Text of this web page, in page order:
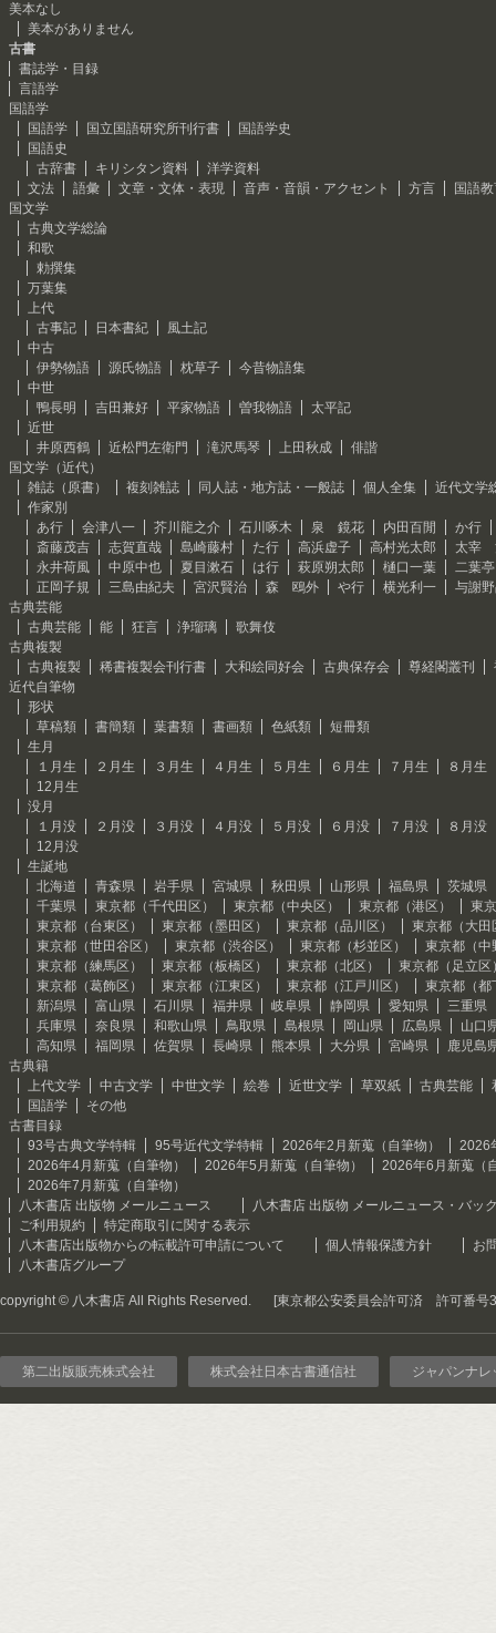
美本なし
美本がありません
古書
書誌学・目録
言語学
国語学
国語学
国立国語研究所刊行書
国語学史
国語史
古辞書
キリシタン資料
洋学資料
文法
語彙 文章・文体・表現 音声・音韻・アクセント 方言
国語
国文学
古典文学総論
和歌
勅撰集
万葉集
上代
古事記
日本書紀
風土記
中古
伊勢物語
源氏物語 枕草子
今昔物語集
中世
鴨長明
吉田兼好 平家物語 曽我物語
太平記
近世
井原西鶴
近松門左衛門 滝沢馬琴 上田秋成
俳諧
国文学（近代）
雑誌（原書）
複刻雑誌 同人誌・地方誌・一般誌 個人全集
近代文学
作家別
あ行
会津八一 芥川龍之介 石川啄木 泉 鏡花 内田百閒
か行
斎藤茂吉
志賀直哉 島崎藤村 た行 高浜虚子 高村光太郎
太宰
永井荷風
中原中也 夏目漱石 は行 萩原朔太郎 樋口一葉
二葉
正岡子規
三島由紀夫 宮沢賢治 森 鴎外 や行 横光利一
与謝
古典芸能
古典芸能
能 狂言 浄瑠璃
歌舞伎
古典複製
古典複製
稀書複製会刊行書 大和絵同好会 古典保存会 尊経閣叢刊
近代自筆物
形状
草稿類
書簡類 葉書類 書画類 色紙類
短冊類
生月
１月生
２月生 ３月生 ４月生 ５月生 ６月生 ７月生
８月生
12月生
没月
１月没
２月没 ３月没 ４月没 ５月没 ６月没 ７月没
８月没
12月没
生誕地
北海道
青森県 岩手県 宮城県 秋田県 山形県 福島県
茨城県
千葉県
東京都（千代田区） 東京都（中央区） 東京都（港区）
東
東京都（台東区）
東京都（墨田区） 東京都（品川区）
東京都（大田
東京都（世田谷区）
東京都（渋谷区） 東京都（杉並区）
東京都（中
東京都（練馬区）
東京都（板橋区） 東京都（北区）
東京都（足立区
東京都（葛飾区）
東京都（江東区） 東京都（江戸川区）
東京都（都
新潟県
富山県 石川県 福井県 岐阜県 静岡県 愛知県
三重県
兵庫県
奈良県 和歌山県 鳥取県 島根県 岡山県 広島県
山口
高知県
福岡県 佐賀県 長崎県 熊本県 大分県 宮崎県
鹿児島
古典籍
上代文学
中古文学 中世文学 絵巻 近世文学 草双紙 古典芸能
国語学
その他
古書目録
93号古典文学特輯
95号近代文学特輯 2026年2月新蒐（自筆物）
2026
2026年4月新蒐（自筆物）
2026年5月新蒐（自筆物）
2026年6月新蒐（
2026年7月新蒐（自筆物）
八木書店 出版物 メールニュース
八木書店 出版物 メールニュース・バッ
ご利用規約
特定商取引に関する表示
八木書店出版物からの転載許可申請について
個人情報保護方針
お
八木書店グループ
copyright © 八木書店 All Rights Reserved. [東京都公安委員会許可済 許可番号
第二出版販売株式会社 株式会社日本古書通信社 ジャパンナレ